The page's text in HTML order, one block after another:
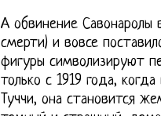
А обвинение Савонаролы
смерти) и вовсе
фигуры символизируют
только с 1919 года,
Туччи, она становится